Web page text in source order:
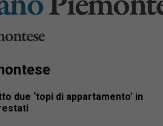
due ‘topi di appartamento’ in